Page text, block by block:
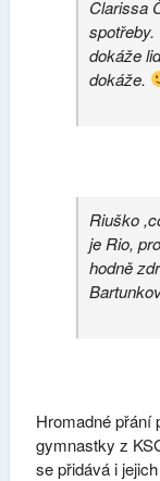
Clarissa
dokáže
dokáže.
Riuško
je Rio,
hodně
Hromadné přání
gymnastky z
se přidává i